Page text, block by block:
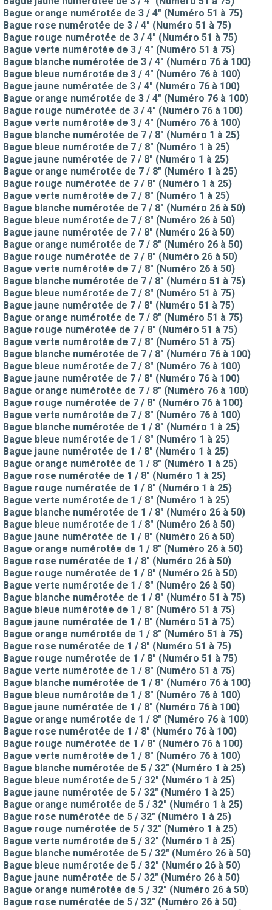
Bague orange numérotée de 3 / 4" (Numéro 51 à 75)
Bague rose numérotée de 3 / 4" (Numéro 51 à 75)
Bague rouge numérotée de 3 / 4" (Numéro 51 à 75)
Bague verte numérotée de 3 / 4" (Numéro 51 à 75)
Bague blanche numérotée de 3 / 4" (Numéro 76 à 100)
Bague bleue numérotée de 3 / 4" (Numéro 76 à 100)
Bague jaune numérotée de 3 / 4" (Numéro 76 à 100)
Bague orange numérotée de 3 / 4" (Numéro 76 à 100)
Bague rouge numérotée de 3 / 4" (Numéro 76 à 100)
Bague verte numérotée de 3 / 4" (Numéro 76 à 100)
Bague blanche numérotée de 7 / 8" (Numéro 1 à 25)
Bague bleue numérotée de 7 / 8" (Numéro 1 à 25)
Bague jaune numérotée de 7 / 8" (Numéro 1 à 25)
Bague orange numérotée de 7 / 8" (Numéro 1 à 25)
Bague rouge numérotée de 7 / 8" (Numéro 1 à 25)
Bague verte numérotée de 7 / 8" (Numéro 1 à 25)
Bague blanche numérotée de 7 / 8" (Numéro 26 à 50)
Bague bleue numérotée de 7 / 8" (Numéro 26 à 50)
Bague jaune numérotée de 7 / 8" (Numéro 26 à 50)
Bague orange numérotée de 7 / 8" (Numéro 26 à 50)
Bague rouge numérotée de 7 / 8" (Numéro 26 à 50)
Bague verte numérotée de 7 / 8" (Numéro 26 à 50)
Bague blanche numérotée de 7 / 8" (Numéro 51 à 75)
Bague bleue numérotée de 7 / 8" (Numéro 51 à 75)
Bague jaune numérotée de 7 / 8" (Numéro 51 à 75)
Bague orange numérotée de 7 / 8" (Numéro 51 à 75)
Bague rouge numérotée de 7 / 8" (Numéro 51 à 75)
Bague verte numérotée de 7 / 8" (Numéro 51 à 75)
Bague blanche numérotée de 7 / 8" (Numéro 76 à 100)
Bague bleue numérotée de 7 / 8" (Numéro 76 à 100)
Bague jaune numérotée de 7 / 8" (Numéro 76 à 100)
Bague orange numérotée de 7 / 8" (Numéro 76 à 100)
Bague rouge numérotée de 7 / 8" (Numéro 76 à 100)
Bague verte numérotée de 7 / 8" (Numéro 76 à 100)
Bague blanche numérotée de 1 / 8" (Numéro 1 à 25)
Bague bleue numérotée de 1 / 8" (Numéro 1 à 25)
Bague jaune numérotée de 1 / 8" (Numéro 1 à 25)
Bague orange numérotée de 1 / 8" (Numéro 1 à 25)
Bague rose numérotée de 1 / 8" (Numéro 1 à 25)
Bague rouge numérotée de 1 / 8" (Numéro 1 à 25)
Bague verte numérotée de 1 / 8" (Numéro 1 à 25)
Bague blanche numérotée de 1 / 8" (Numéro 26 à 50)
Bague bleue numérotée de 1 / 8" (Numéro 26 à 50)
Bague jaune numérotée de 1 / 8" (Numéro 26 à 50)
Bague orange numérotée de 1 / 8" (Numéro 26 à 50)
Bague rose numérotée de 1 / 8" (Numéro 26 à 50)
Bague rouge numérotée de 1 / 8" (Numéro 26 à 50)
Bague verte numérotée de 1 / 8" (Numéro 26 à 50)
Bague blanche numérotée de 1 / 8" (Numéro 51 à 75)
Bague bleue numérotée de 1 / 8" (Numéro 51 à 75)
Bague jaune numérotée de 1 / 8" (Numéro 51 à 75)
Bague orange numérotée de 1 / 8" (Numéro 51 à 75)
Bague rose numérotée de 1 / 8" (Numéro 51 à 75)
Bague rouge numérotée de 1 / 8" (Numéro 51 à 75)
Bague verte numérotée de 1 / 8" (Numéro 51 à 75)
Bague blanche numérotée de 1 / 8" (Numéro 76 à 100)
Bague bleue numérotée de 1 / 8" (Numéro 76 à 100)
Bague jaune numérotée de 1 / 8" (Numéro 76 à 100)
Bague orange numérotée de 1 / 8" (Numéro 76 à 100)
Bague rose numérotée de 1 / 8" (Numéro 76 à 100)
Bague rouge numérotée de 1 / 8" (Numéro 76 à 100)
Bague verte numérotée de 1 / 8" (Numéro 76 à 100)
Bague blanche numérotée de 5 / 32" (Numéro 1 à 25)
Bague bleue numérotée de 5 / 32" (Numéro 1 à 25)
Bague jaune numérotée de 5 / 32" (Numéro 1 à 25)
Bague orange numérotée de 5 / 32" (Numéro 1 à 25)
Bague rose numérotée de 5 / 32" (Numéro 1 à 25)
Bague rouge numérotée de 5 / 32" (Numéro 1 à 25)
Bague verte numérotée de 5 / 32" (Numéro 1 à 25)
Bague blanche numérotée de 5 / 32" (Numéro 26 à 50)
Bague bleue numérotée de 5 / 32" (Numéro 26 à 50)
Bague jaune numérotée de 5 / 32" (Numéro 26 à 50)
Bague orange numérotée de 5 / 32" (Numéro 26 à 50)
Bague rose numérotée de 5 / 32" (Numéro 26 à 50)